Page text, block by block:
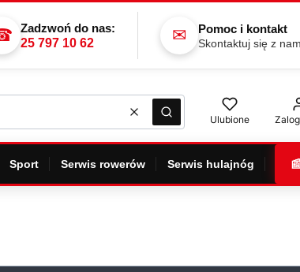
Zadzwoń do nas:
25 797 10 62
✉ Pomoc i kontakt
Skontaktuj się z
WyczyśćSzukaj Ulubione
Sport Serwis rowerów Serwis hulajnóg